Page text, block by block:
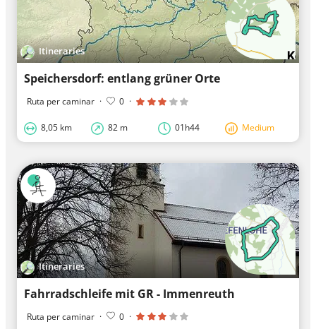
Itineraries
Speichersdorf: entlang grüner Orte
Ruta per caminar · 0 ·
8,05 km 82 m 01h44 Medium
Itineraries
Fahrradschleife mit GR - Immenreuth
Ruta per caminar · 0 ·